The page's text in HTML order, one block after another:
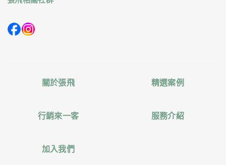
關於張飛 精選案例
行銷來一客 服務介紹
加入我們